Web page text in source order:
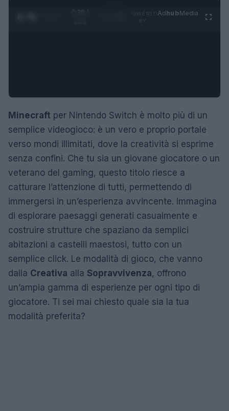
0:28 /
AdhubMedia
Minecraft per Nintendo Switch è molto più di un
semplice videogioco: è un vero e proprio portale
verso mondi illimitati, dove la creatività si esprime
senza confini. Che tu sia un giovane giocatore o un
veterano del gaming, questo titolo riesce a
catturare l’attenzione di tutti, permettendo di
immergersi in un’esperienza avvincente. Immagina
di esplorare paesaggi generati casualmente e
costruire strutture che spaziano da semplici
abitazioni a castelli maestosi, tutto con un
semplice click. Le modalità di gioco, che vanno
dalla Creativa alla Sopravvivenza, offrono
un’ampia gamma di esperienze per ogni tipo di
giocatore. Ti sei mai chiesto quale sia la tua
modalità preferita?